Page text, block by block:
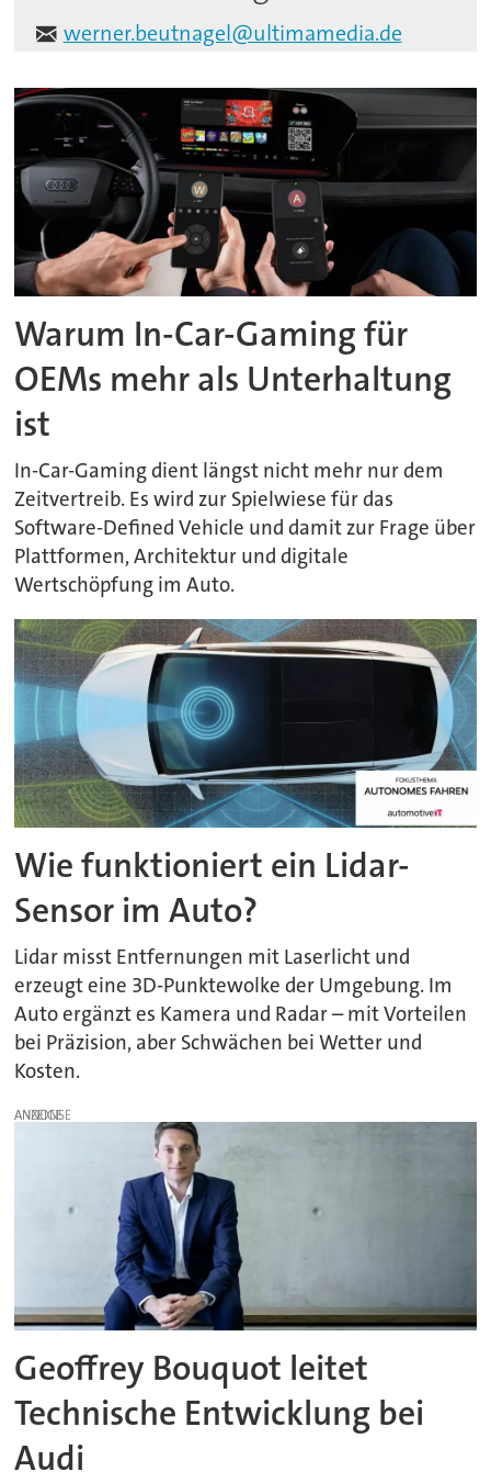
werner.beutnagel@ultimamedia.de
Warum In-Car-Gaming für
OEMs mehr als Unterhaltung
ist
In-Car-Gaming dient längst nicht mehr nur dem
Zeitvertreib. Es wird zur Spielwiese für das
Software-Defined Vehicle und damit zur Frage über
Plattformen, Architektur und digitale
Wertschöpfung im Auto.
Wie funktioniert ein Lidar-
Sensor im Auto?
Lidar misst Entfernungen mit Laserlicht und
erzeugt eine 3D-Punktewolke der Umgebung. Im
Auto ergänzt es Kamera und Radar – mit Vorteilen
bei Präzision, aber Schwächen bei Wetter und
Kosten.
ANZEIGE
Geoffrey Bouquot leitet
Technische Entwicklung bei
Audi